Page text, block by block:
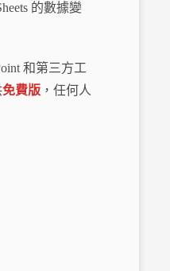
的數據變
和第三方工
免費版 ，任何人